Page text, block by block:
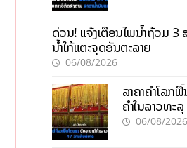
ດ່ວນ! ແຈ້ງເຕືອນໄພນໍ້າຖ້ວມ 3
ນໍ້າໃກ້ແຕະຈຸດອັນຕະລາຍ
06/08/2026
ລາຄາຄຳໂລກ
ຄຳໃນລາວທະ
06/08/2026